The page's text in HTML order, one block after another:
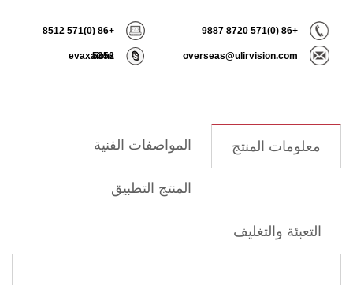
+86 (0)571 8720 9887
+86 (0)571 8512
5358 overseas@ulirvision.com
evaxaiohz
معلومات المنتج المواصفات الفنية
المنتج التطبيق
التعبئة والتغليف